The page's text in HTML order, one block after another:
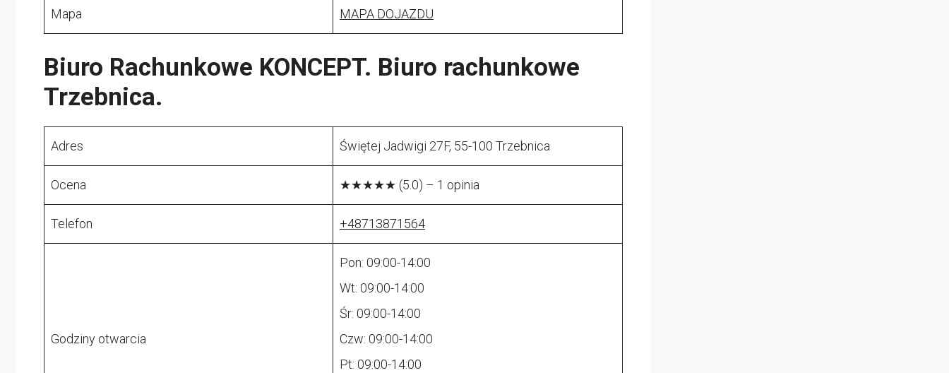
Mapa MAPA DOJAZDU
Biuro Rachunkowe KONCEPT. Biuro rachunkowe
Trzebnica.
Adres Świętej Jadwigi 27F, 55-100 Trzebnica
Ocena ★★★★★ (5.0) – 1 opinia
Telefon +48713871564
Godziny otwarcia
Pon: 09:00-14:00
Wt: 09:00-14:00
Śr: 09:00-14:00
Czw: 09:00-14:00
Pt: 09:00-14:00